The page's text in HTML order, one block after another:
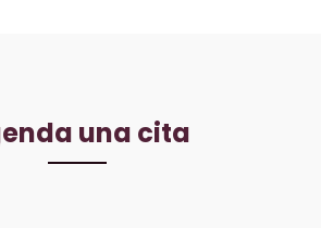
una cita